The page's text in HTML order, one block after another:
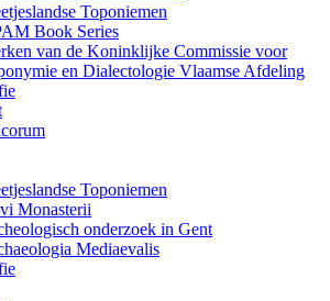
Toponiemen
Book Series
van de Koninklijke Commissie voor
en Dialectologie Vlaamse Afdeling
Toponiemen
Monasterii
onderzoek in Gent
Mediaevalis